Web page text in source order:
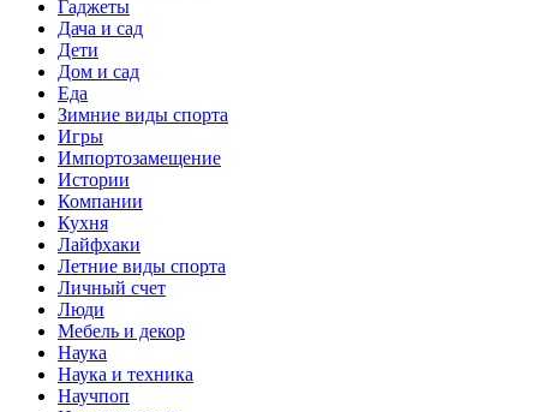
Гаджеты
Дача и сад
Дети
Дом и сад
Еда
Зимние виды спорта
Игры
Импортозамещение
Истории
Компании
Кухня
Лайфхаки
Летние виды спорта
Личный счет
Люди
Мебель и декор
Наука
Наука и техника
Научпоп